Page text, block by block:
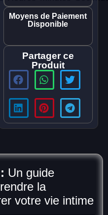
Moyens de Paiement
Disponible
Partager ce
Produit
: Un guide
la
votre vie intime